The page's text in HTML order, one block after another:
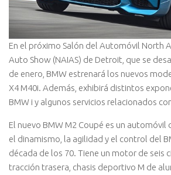
En el próximo Salón del Automóvil North
Auto Show (NAIAS) de Detroit, que se
de enero, BMW estrenará los nuevos
X4 M40i. Además, exhibirá distintos
BMW i y algunos servicios relacionados
El nuevo BMW M2 Coupé es un
el dinamismo, la agilidad y el control del
década de los 70. Tiene un motor de seis
tracción trasera, chasis deportivo M de